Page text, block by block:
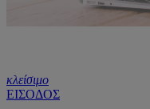
κλείσιμο
ΕΙΣΟΔΟΣ